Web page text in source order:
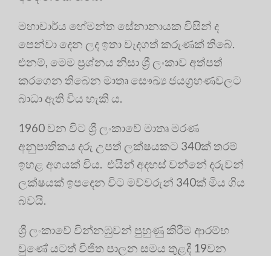
මහාචාර්ය හේමන්ත සේනානායක විසින් ද
පෙන්වා දෙන ලද ඉතා වැදගත් කරුණක් තිබේ.
එනම්, මෙම ප්‍රශ්නය නිසා ශ්‍රී ලංකාව අත්පත්
කරගෙන තිබෙන මාතෘ සෞඛ්‍ය ජයග්‍රහණවලට
බාධා ඇති විය හැකි ය.
1960 වන විට ශ්‍රී ලංකාවේ මාතෘ මරණ
අනුපාතිකය දරු උපත් ලක්ෂයකට 340ක් තරම්
ඉහළ අගයක් විය. එයින් අදහස් වන්නේ දරුවන්
ලක්ෂයක් ඉපදෙන විට මව්වරුන් 340ක් මිය ගිය
බවයි.
ශ්‍රී ලංකාවේ වින්නඹුවන් පුහුණු කිරීම ආරම්භ
වුණේ යටත් විජිත පාලන සමය තුළදී 19වන